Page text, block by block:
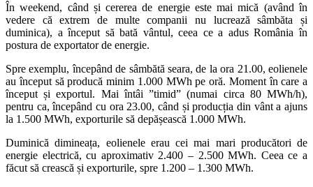
În weekend, când și cererea de energie este mai mică (având în
vedere că extrem de multe companii nu lucrează sâmbăta și
duminica), a început să bată vântul, ceea ce a adus România în
postura de exportator de energie.
Spre exemplu, începând de sâmbătă seara, de la ora 21.00, eolienele
au început să producă minim 1.000 MWh pe oră. Moment în care a
început și exportul. Mai întâi ”timid” (numai circa 80 MWh/h),
pentru ca, începând cu ora 23.00, când și producția din vânt a ajuns
la 1.500 MWh, exporturile să depășească 1.000 MWh.
Duminică dimineața, eolienele erau cei mai mari producători de
energie electrică, cu aproximativ 2.400 – 2.500 MWh. Ceea ce a
făcut să crească și exporturile, spre 1.200 – 1.300 MWh.